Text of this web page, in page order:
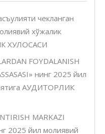
чекланган
хўжалик
ХУЛОСАСИ
FOYDALANISH
нинг 2025 йил
АУДИТОРЛИК
MARKAZI
2025 йил молиявий